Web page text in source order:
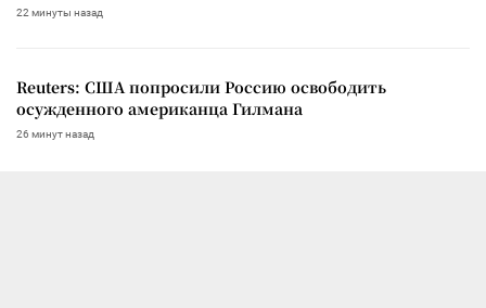
22 минуты назад
Reuters: США попросили Россию освободить
осужденного американца Гилмана
26 минут назад